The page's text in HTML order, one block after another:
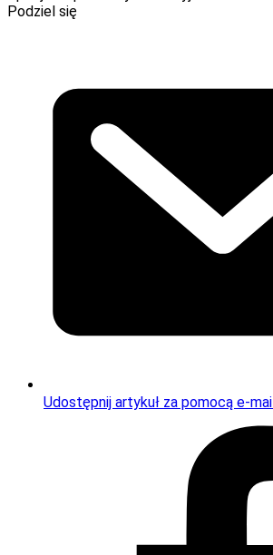
Podziel się
Udostępnij artykuł za pomocą e-mail